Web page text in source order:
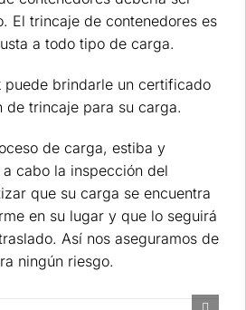
El trincaje de contenedores es
a todo tipo de carga.
brindarle un certificado
de trincaje para su carga.
de carga, estiba y
cabo la inspección del
que su carga se encuentra
en su lugar y que lo seguirá
Así nos aseguramos de
ningún riesgo.